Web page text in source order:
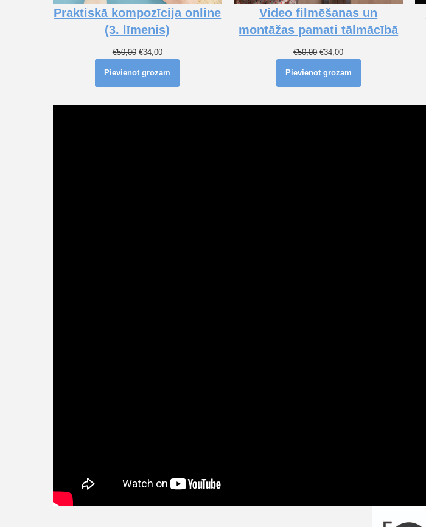
Praktiskā kompozīcija online
(3. līmenis)
€50,00 €34,00
Pievienot grozam
Video filmēšanas un
montāžas pamati tālmācībā
€50,00 €34,00
Pievienot grozam